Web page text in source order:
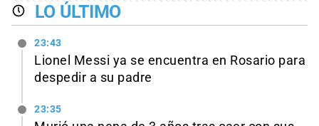
LO ÚLTIMO
23:43
Lionel Messi ya se encuentra en Rosario para
despedir a su padre
23:35